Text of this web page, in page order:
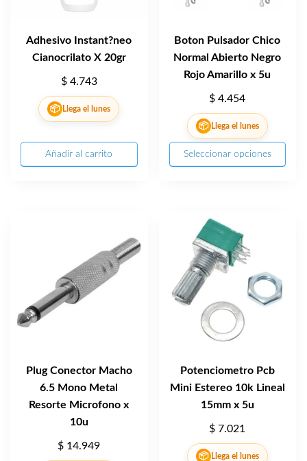
Adhesivo Instant?neo
Cianocrilato X 20gr
$4.743
📦 Llega el lunes
Añadir al carrito
Boton Pulsador Chico
Normal Abierto Negro
Rojo Amarillo x 5u
$ 4.454
📦 Llega el lunes
Seleccionar opciones
Plug Conector Macho
6.5 Mono Metal
Resorte Microfono x
10u
$ 14.949
Potenciometro Pcb
Mini Estereo 10k Lineal
15mm x 5u
$ 7.021
📦 Llega el lunes